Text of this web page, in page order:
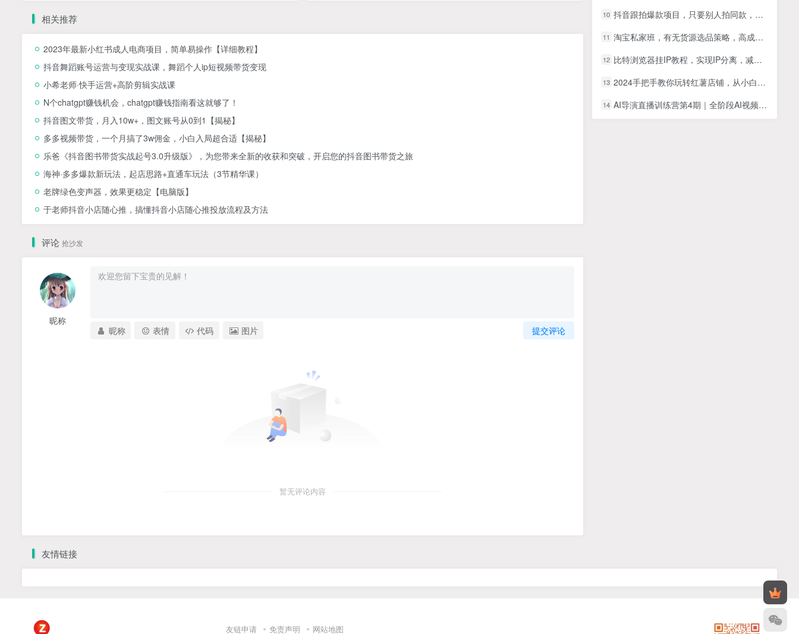
相关推荐
2023年最新小红书成人电商项目，简单易操作【详细教程】
抖音舞蹈账号运营与变现实战课，舞蹈个人ip短视频带货变现
小希老师·快手运营+高阶剪辑实战课
N个chatgpt赚钱机会，chatgpt赚钱指南看这就够了！
抖音图文带货，月入10w+，图文账号从0到1【揭秘】
多多视频带货，一个月搞了3w佣金，小白入局超合适【揭秘】
乐爸《抖音图书带货实战起号3.0升级版》，为您带来全新的收获和突破，开启您的抖音图书带货之旅
海神·多多爆款新玩法，​起店思路+直通车玩法（3节精华课）
老牌绿色变声器，效果更稳定【电脑版】
于老师抖音小店随心推，搞懂抖音小店随心推投放流程及方法
评论 抢沙发
昵称
提交评论
昵称 表情 代码 图片
暂无评论内容
10 抖音跟拍爆款项目，只要别人拍同款，你就有收益，最快当天见收益
11 淘宝私家班，有无货源选品策略，高成功率爆款全流程打法，全店动销与淘短+付费引流（更新2026年5月22日）
12 比特浏览器挂IP教程，实现IP分离，减少风控
13 2024手把手教你玩转红薯店铺，从小白到大神，赚钱才是硬道理！
14 AI导演直播训练营第4期｜全阶段AI视频创作实战，打造标准化高效成片工作流，一站式精进AI成片能力
友情链接
友链申请 免责声明 网站地图